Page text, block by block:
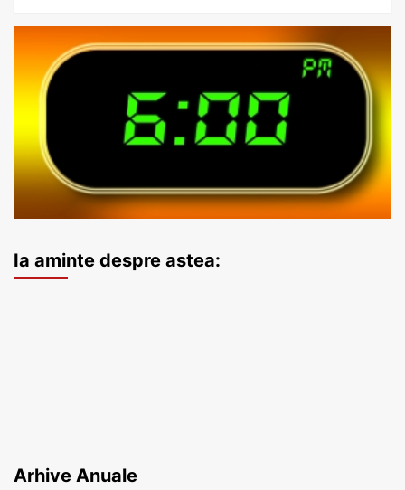
Ia aminte despre astea:
Arhive Anuale